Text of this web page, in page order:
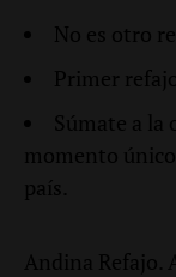
No es otro
Primer
Súmate a
momento
país.
Andina Refajo.